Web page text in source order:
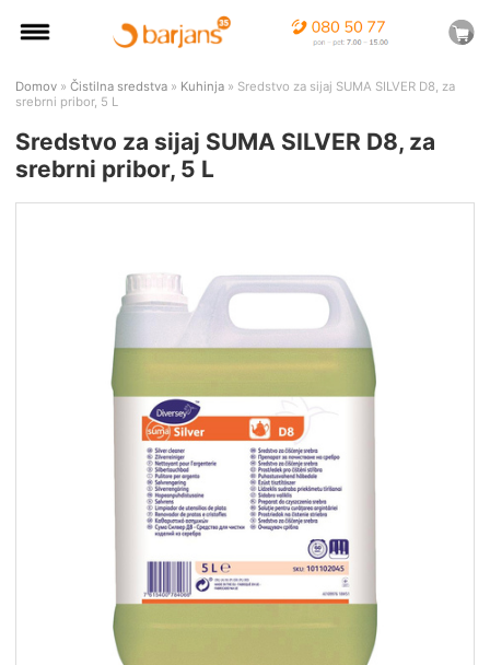
Domov » Čistilna sredstva » Kuhinja » Sredstvo za sijaj SUMA SILVER D8, za
srebrni pribor, 5 L
Sredstvo za sijaj SUMA SILVER D8, za
srebrni pribor, 5 L